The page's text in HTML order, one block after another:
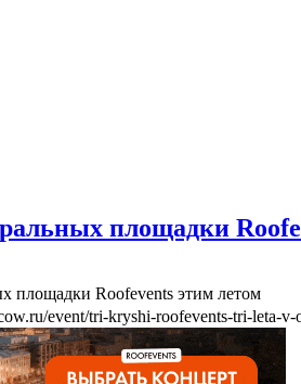
площадки
площадки Roofevents этим летом
event/tri-kryshi-roofevents-tri-leta-